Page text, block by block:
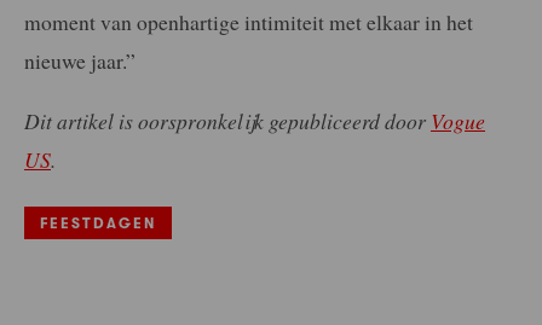
moment van openhartige intimiteit met elkaar in het
nieuwe jaar.”
Dit artikel is oorspronkelijk gepubliceerd door Vogue
US.
FEESTDAGEN